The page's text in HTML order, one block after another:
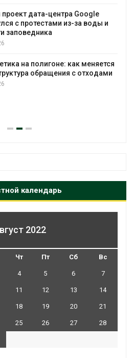
проект дата-центра Google
с протестами из-за воды и
заповедника
на полигоне: как меняется
обращения с отходами
календарь
2022
Чт Пт Сб Вс
4 5 6 7
11 12 13 14
18 19 20 21
25 26 27 28